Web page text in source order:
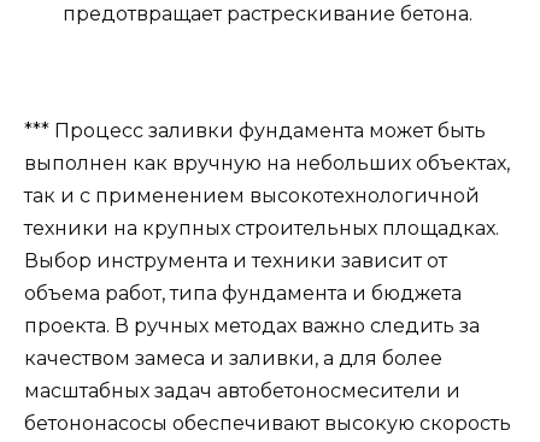
предотвращает растрескивание бетона.
*** Процесс заливки фундамента может быть
выполнен как вручную на небольших объектах,
так и с применением высокотехнологичной
техники на крупных строительных площадках.
Выбор инструмента и техники зависит от
объема работ, типа фундамента и бюджета
проекта. В ручных методах важно следить за
качеством замеса и заливки, а для более
масштабных задач автобетоносмесители и
бетононасосы обеспечивают высокую скорость